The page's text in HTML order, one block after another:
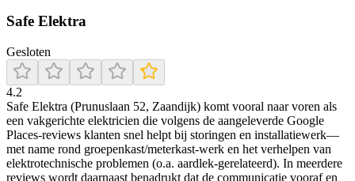
Safe Elektra
Gesloten
4.2
Safe Elektra (Prunuslaan 52, Zaandijk) komt vooral naar voren als
een vakgerichte elektricien die volgens de aangeleverde Google
Places-reviews klanten snel helpt bij storingen en installatiewerk—
met name rond groepenkast/meterkast-werk en het verhelpen van
elektrotechnische problemen (o.a. aardlek-gerelateerd). In meerdere
reviews wordt daarnaast benadrukt dat de communicatie vooraf en